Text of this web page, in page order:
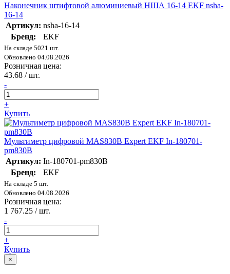
Наконечник штифтовой алюминиевый НША 16-14 EKF nsha-
16-14
Артикул: nsha-16-14
Бренд:
EKF
На складе 5021 шт.
Обновлено 04.08.2026
Розничная цена:
43.68 / шт.
-
+
Купить
Мультиметр цифровой MAS830B Expert EKF In-180701-
pm830B
Артикул: In-180701-pm830B
Бренд:
EKF
На складе 5 шт.
Обновлено 04.08.2026
Розничная цена:
1 767.25 / шт.
-
+
Купить
×